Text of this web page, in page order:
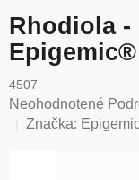
Rhodiola -
Epigemic®
4507
Priemerné
hodnotenie
Neohodnotené
Značka: